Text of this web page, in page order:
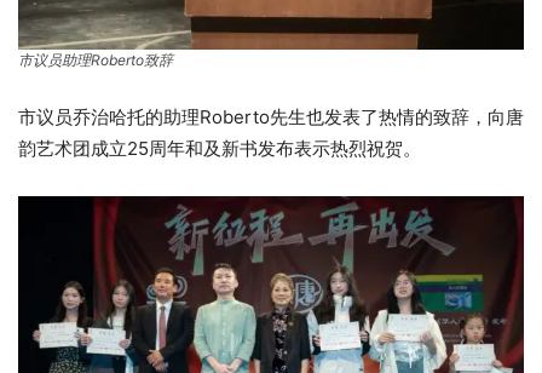
市议员助理Roberto致辞
市议员乔治哈托的助理Roberto先生也发表了热情的致辞，向唐
韵艺术团成立25周年和及新书发布表示热烈祝贺。